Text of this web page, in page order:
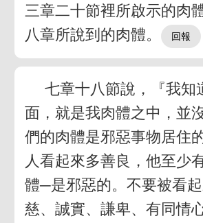
三章二十節裡所啟示的肉
八章所說到的肉體。
七章十八節說，『我知
面，就是我肉體之中，並
們的肉體是邪惡事物居住
人看起來多善良，他至少
體─是邪惡的。不要被看
慈、誠實、謙卑、有同情